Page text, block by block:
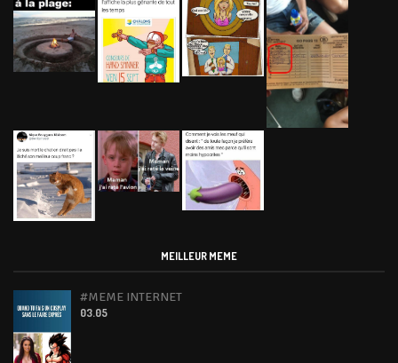
MEILLEUR MEME
#MEME INTERNET
03.05